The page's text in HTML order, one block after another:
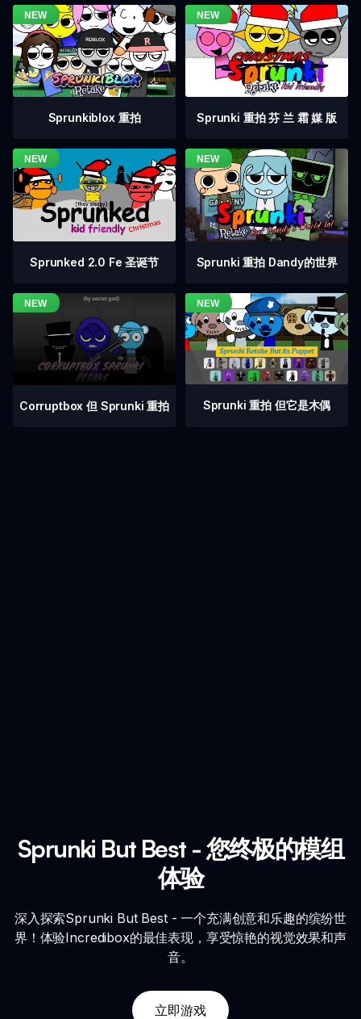
Sprunkiblox 重拍 Sprunki 重拍 芬 兰 霜 媒 版
Sprunked 2.0 Fe 圣诞节 Sprunki 重拍 Dandy的世界
Corruptbox 但 Sprunki 重拍 Sprunki 重拍 但它是木偶
Sprunki But Best - 您终极的模组
体验
深入探索Sprunki But Best - 一个充满创意和乐趣的缤纷世
界！体验Incredibox的最佳表现，享受惊艳的视觉效果和声
音。
立即游戏